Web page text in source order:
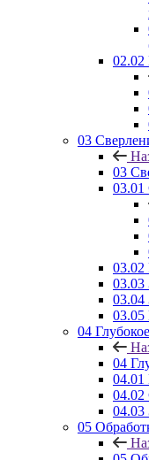
03
03
03.01
03.02
03.03
03.04
03.05
04
04
04.01
04.03
05